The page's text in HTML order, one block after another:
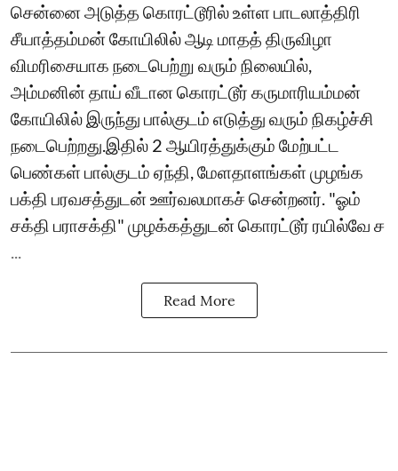
சென்னை அடுத்த கொரட்டூரில் உள்ள பாடலாத்திரி
சீயாத்தம்மன் கோயிலில் ஆடி மாதத் திருவிழா
விமரிசையாக நடைபெற்று வரும் நிலையில்,
அம்மனின் தாய் வீடான கொரட்டூர் கருமாரியம்மன்
கோயிலில் இருந்து பால்குடம் எடுத்து வரும் நிகழ்ச்சி
நடைபெற்றது.இதில் 2 ஆயிரத்துக்கும் மேற்பட்ட
பெண்கள் பால்குடம் ஏந்தி, மேளதாளங்கள் முழங்க
பக்தி பரவசத்துடன் ஊர்வலமாகச் சென்றனர். "ஓம்
சக்தி பராசக்தி" முழக்கத்துடன் கொரட்டூர் ரயில்வே ச
...
Read More